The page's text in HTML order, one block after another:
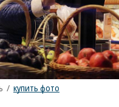
/ купить фото